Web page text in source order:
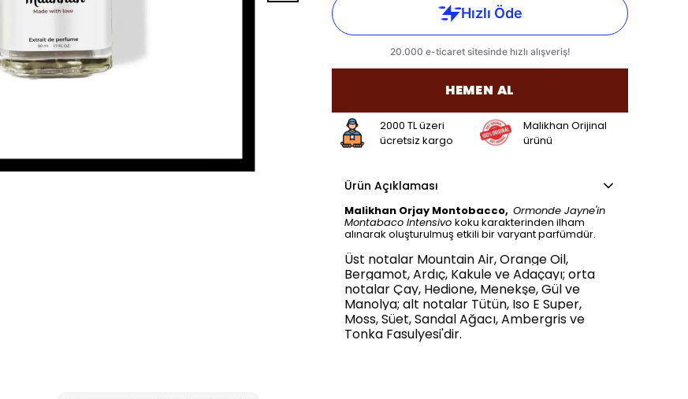
HEMEN AL
2000 TL üzeri
ücretsiz kargo
Malikhan Orijinal
ürünü
Ürün Açıklaması
Malikhan Orjay Montobacco, Ormonde Jayne'in
Montabaco Intensivo koku karakterinden ilham
alınarak oluşturulmuş etkili bir varyant parfümdür.
Üst notalar Mountain Air, Orange Oil,
Bergamot, Ardıç, Kakule ve Adaçayı; orta
notalar Çay, Hedione, Menekşe, Gül ve
Manolya; alt notalar Tütün, Iso E Super,
Moss, Süet, Sandal Ağacı, Ambergris ve
Tonka Fasulyesi'dir.